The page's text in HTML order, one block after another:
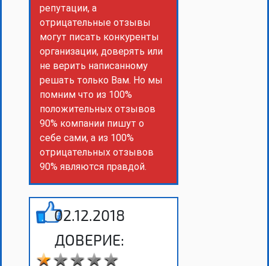
репутации, а
отрицательные отзывы
могут писать конкуренты
организации, доверять или
не верить написанному
решать только Вам. Но мы
помним что из 100%
положительных отзывов
90% компании пишут о
себе сами, а из 100%
отрицательных отзывов
90% являются правдой.
02.12.2018
ДОВЕРИЕ: